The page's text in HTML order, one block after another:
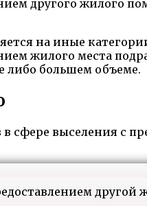
другого жилого
на иные
жилого места
либо большем объеме.
сфере выселения с